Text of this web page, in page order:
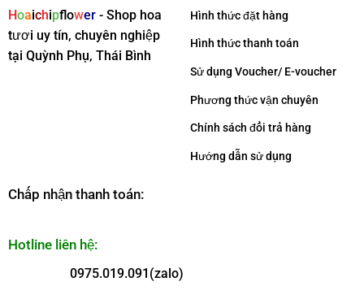
Hoaichipfower- Shop hoa
tươi uy tín, chuyên nghiệp
tại Quỳnh Phụ, Thái Bình
Hình thức đặt hàng
Hình thức thanh toán
Sử dụng Voucher/ E-voucher
Phương thức vận chuyên
Chính sách đổi trả hàng
Hướng dẫn sử dụng
Chấp nhận thanh toán:
Hotline liên hệ:
0975.019.091(zalo)